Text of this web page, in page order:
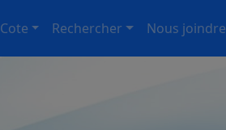
Cote Rechercher Nous joindre